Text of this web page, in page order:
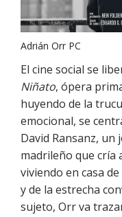
Adrián Orr PC
El cine social se
Niñato, ópera
huyendo de la
emocional, se
David Ransanz,
madrileño que cría
viviendo en casa
y de la estrecha
sujeto, Orr va